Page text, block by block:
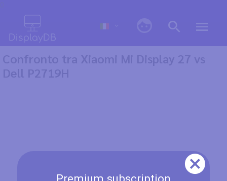
Premium subscription
Confronto tra Xiaomi Mi Display 27 vs
Dell P2719H